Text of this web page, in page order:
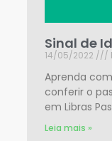
Sinal de
14/05/2022
Aprenda
conferir o
em Libras
Leia mais »